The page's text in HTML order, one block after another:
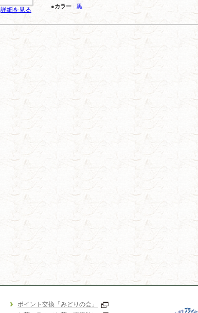
詳細を見る ●カラー 黒
ポイント交換「みどりの会」